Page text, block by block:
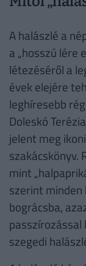
A halászlé a
a „hosszú lére
létezéséről a
évek elejére
leghíresebb
Doleskó
jelent meg
szakácskönyv.
mint
szerint
bográcsba,
szegedi